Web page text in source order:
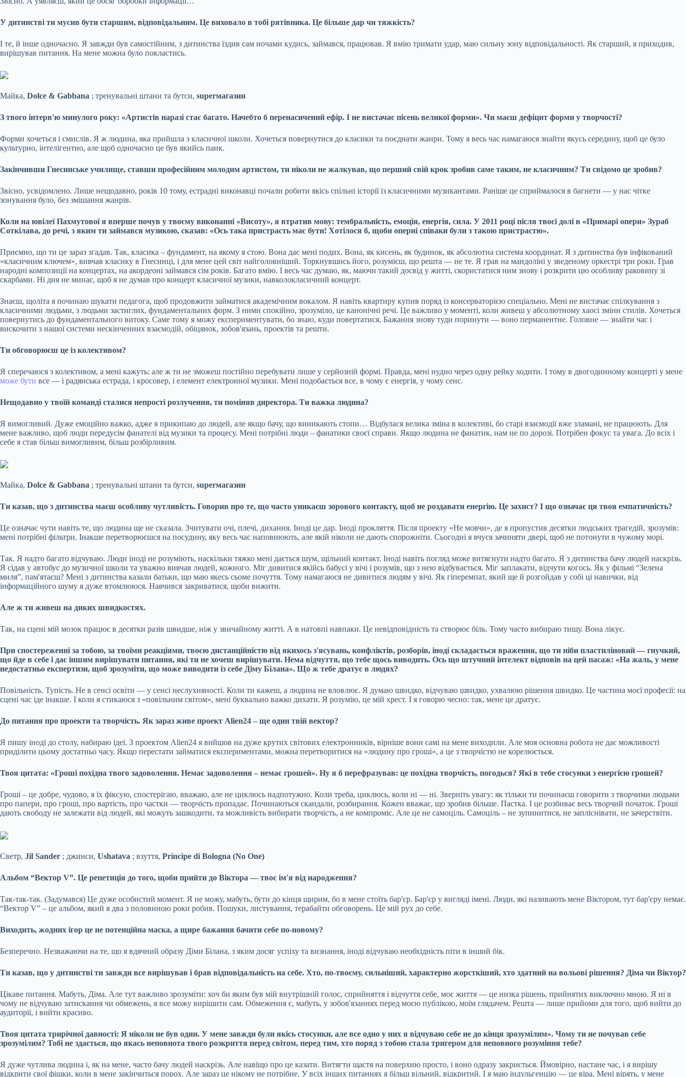
У дитинстві ти мусив бути старшим, відповідальним. Це виховало в тобі рятівника. Це більше дар чи тяжкість?
І те, й інше одночасно. Я завжди був самостійним, з дитинства їздив сам ночами кудись, займався, працював. Я вмію тримати удар, маю сильну зону відповідальності. Як старший, я приходив,
вирішував питання. На мене можна було покластись.
Майка, Dolce & Gabbana ; тренувальні штани та бутси, superмагазин
З твого інтерв'ю минулого року: «Артистів наразі стає багато. Начебто б перенасичений ефір. І не вистачає пісень великої форми». Чи маєш дефіцит форми у творчості?
Форми хочеться і смислів. Я ж людина, яка прийшла з класичної школи. Хочеться повернутися до класики та поєднати жанри. Тому я весь час намагаюся знайти якусь середину, щоб це було
культурно, інтелігентно, але щоб одночасно це був якийсь панк.
Закінчивши Гнесинське училище, ставши професійним молодим артистом, ти ніколи не жалкував, що перший свій крок зробив саме таким, не класичним? Ти свідомо це зробив?
Звісно, усвідомлено. Лише нещодавно, років 10 тому, естрадні виконавці почали робити якісь спільні історії із класичними музикантами. Раніше це сприймалося в багнети — у нас чітке
зонування було, без змішання жанрів.
Коли на ювілеї Пахмутової я вперше почув у твоєму виконанні «Висоту», я втратив мову: тембральність, емоція, енергія, сила. У 2011 році після твоєї долі в «Примарі опери» Зураб
Соткілава, до речі, з яким ти займався музикою, сказав: «Ось така пристрасть має бути! Хотілося б, щоби оперні співаки були з такою пристрастю».
Приємно, що ти це зараз згадав. Так, класика – фундамент, на якому я стою. Вона дає мені подих. Вона, як кисень, як будинок, як абсолютна система координат. Я з дитинства був інфікований
«класичним ключем», вивчав класику в Гнесинці, і для мене цей світ найголовніший. Торкнувшись його, розумієш, що решта — не те. Я грав на мандоліні у зведеному оркестрі три роки. Грав
народні композиції на концертах, на акордеоні займався сім років. Багато вмію. І весь час думаю, як, маючи такий досвід у житті, скористатися ним знову і розкрити цю особливу раковину зі
скарбами. Ні дня не минає, щоб я не думав про концерт класичної музики, навколокласичний концерт.
Знаєш, щоліта я починаю шукати педагога, щоб продовжити займатися академічним вокалом. Я навіть квартиру купив поряд із консерваторією спеціально. Мені не вистачає спілкування з
класичними людьми, з людьми застиглих, фундаментальних форм. З ними спокійно, зрозуміло, це канонічні речі. Це важливо у моменті, коли живеш у абсолютному хаосі зміни стилів. Хочеться
повернутись до фундаментального витоку. Саме тому я можу експериментувати, бо знаю, куди повертатися. Бажання знову туди поринути — воно перманентне. Головне — знайти час і
вискочити з нашої системи нескінченних взаємодій, обіцянок, зобов'язань, проектів та решти.
Ти обговорюєш це із колективом?
Я сперечаюся з колективом, а мені кажуть: але ж ти не зможеш постійно перебувати лише у серйозній формі. Правда, мені нудно через одну рейку ходити. І тому в двогодинному концерті у мене
може бути все — і радянська естрада, і кросовер, і елемент електронної музики. Мені подобається все, в чому є енергія, у чому сенс.
Нещодавно у твоїй команді сталися непрості розлучення, ти поміняв директора. Ти важка людина?
Я вимогливий. Дуже емоційно важко, адже я прикипаю до людей, але якщо бачу, що виникають стопи… Відбулася велика зміна в колективі, бо старі взаємодії вже зламані, не працюють. Для
мене важливо, щоб люди передусім фанателі від музики та процесу. Мені потрібні люди – фанатики своєї справи. Якщо людина не фанатик, нам не по дорозі. Потрібен фокус та увага. До всіх і
себе я став більш вимогливим, більш розбірливим.
Майка, Dolce & Gabbana ; тренувальні штани та бутси, superмагазин
Ти казав, що з дитинства маєш особливу чутливість. Говорив про те, що часто уникаєш зорового контакту, щоб не роздавати енергію. Це захист? І що означає ця твоя емпатичність?
Це означає чути навіть те, що людина ще не сказала. Зчитувати очі, плечі, дихання. Іноді це дар. Іноді прокляття. Після проекту «Не мовчи», де я пропустив десятки людських трагедій, зрозумів:
мені потрібні фільтри. Інакше перетворюєшся на посудину, яку весь час наповнюють, але якій ніколи не дають спорожніти. Сьогодні я вчуся зачиняти двері, щоб не потонути в чужому морі.
Так. Я надто багато відчуваю. Люди іноді не розуміють, наскільки тяжко мені дається шум, щільний контакт. Іноді навіть погляд може витягнути надто багато. Я з дитинства бачу людей наскрізь.
Я сідав у автобус до музичної школи та уважно вивчав людей, кожного. Міг дивитися якійсь бабусі у вічі і розумів, що з нею відбувається. Міг заплакати, відчути когось. Як у фільмі “Зелена
миля”, пам'ятаєш? Мені з дитинства казали батьки, що маю якесь сьоме почуття. Тому намагаюся не дивитися людям у вічі. Як гіперемпат, який ще й розгойдав у собі ці навички, від
інформаційного шуму я дуже втомлююся. Навчився закриватися, щоби вижити.
Але ж ти живеш на диких швидкостях.
Так, на сцені мій мозок працює в десятки разів швидше, ніж у звичайному житті. А в натовпі навпаки. Це невідповідність та створює біль. Тому часто вибираю тишу. Вона лікує.
При спостереженні за тобою, за твоїми реакціями, твоєю дистанційністю від якихось з'ясувань, конфліктів, розборів, іноді складається враження, що ти ніби пластиліновий — гнучкий,
що йде в себе і дає іншим вирішувати питання, які ти не хочеш вирішувати. Нема відчуття, що тебе щось виводить. Ось що штучний інтелект відповів на цей пасаж: «На жаль, у мене
недостатньо експертизи, щоб зрозуміти, що може виводити із себе Діму Білана». Що ж тебе дратує в людях?
Повільність. Тупість. Не в сенсі освіти — у сенсі неслухняності. Коли ти кажеш, а людина не вловлює. Я думаю швидко, відчуваю швидко, ухвалюю рішення швидко. Це частина моєї професії: на
сцені час іде інакше. І коли я стикаюся з «повільним світом», мені буквально важко дихати. Я розумію, це мій хрест. І я говорю чесно: так, мене це дратує.
До питання про проекти та творчість. Як зараз живе проект Alien24 – ще один твій вектор?
Я пишу іноді до столу, набираю ідеї. З проектом Alien24 я вийшов на дуже крутих світових електронників, вірніше вони самі на мене виходили. Але моя основна робота не дає можливості
приділити цьому достатньо часу. Якщо перестати займатися експериментами, можна перетворитися на «людину про гроші», а це з творчістю не корелюється.
Твоя цитата: «Гроші похідна твого задоволення. Немає задоволення – немає грошей». Ну я б перефразував: це похідна творчість, погодься? Які в тебе стосунки з енергією грошей?
Гроші – це добре, чудово, я їх фіксую, спостерігаю, вважаю, але не циклюсь надпотужно. Коли треба, циклюсь, коли ні — ні. Зверніть увагу: як тільки ти починаєш говорити з творчими людьми
про папери, про гроші, про вартість, про частки — творчість пропадає. Починаються скандали, розбирання. Кожен вважає, що зробив більше. Пастка. І це розбиває весь творчий початок. Гроші
дають свободу не залежати від людей, які можуть зашкодити, та можливість вибирати творчість, а не компроміс. Але це не самоціль. Самоціль – не зупинитися, не запліснівати, не зачерствіти.
Светр, Jil Sander ; джинси, Ushatava ; взуття, Principe di Bologna (No One)
Альбом “Вектор V”. Це репетиція до того, щоби прийти до Віктора — твоє ім'я від народження?
Так-так-так. (Задумався) Це дуже особистий момент. Я не можу, мабуть, бути до кінця щирим, бо в мене стоїть бар'єр. Бар'єр у вигляді імені. Люди, які називають мене Віктором, тут бар'єру немає.
“Вектор V” – це альбом, який я два з половиною роки робив. Пошуки, листування, терабайти обговорень. Це мій рух до себе.
Виходить, жодних ігор це не потенційна маска, а щире бажання бачити себе по-новому?
Безперечно. Незважаючи на те, що я вдячний образу Діми Білана, з яким досяг успіху та визнання, іноді відчуваю необхідність піти в інший бік.
Ти казав, що у дитинстві ти завжди все вирішував і брав відповідальність на себе. Хто, по-твоєму, сильніший, характерно жорсткіший, хто здатний на вольові рішення? Діма чи Віктор?
Цікаве питання. Мабуть, Діма. Але тут важливо зрозуміти: хоч би яким був мій внутрішній голос, сприйняття і відчуття себе, моє життя — це низка рішень, прийнятих виключно мною. Я ні в
чому не відчуваю затискання чи обмежень, я все можу вирішити сам. Обмеження є, мабуть, у зобов'язаннях перед моєю публікою, моїм глядачем. Решта — лише прийоми для того, щоб вийти до
аудиторії, і вийти красиво.
Твоя цитата трирічної давності: Я ніколи не був один. У мене завжди були якісь стосунки, але все одно у них я відчуваю себе не до кінця зрозумілим». Чому ти не почував себе
зрозумілим? Тобі не здається, що якась неповнота твого розкриття перед світом, перед тим, хто поряд з тобою стала тригером для неповного розуміння тебе?
Я дуже чутлива людина і, як на мене, часто бачу людей наскрізь. Але навіщо про це казати. Витягти щастя на поверхню просто, і воно одразу закриється. Ймовірно, настане час, і я вирішу
відкрити свої фішки, коли в мене закінчиться порох. Але зараз це нікому не потрібне. У всіх інших питаннях я більш вільний, відкритий. І я маю індульгенцію — це віра. Мені вірять, у мене